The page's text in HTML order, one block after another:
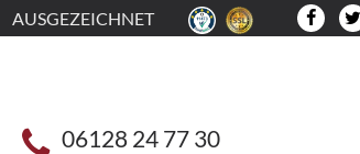
AUSGEZEICHNET
06128 24 77 30